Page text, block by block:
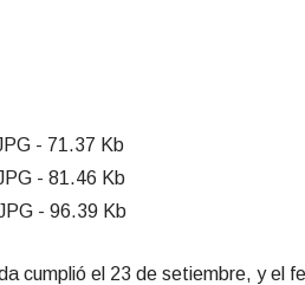
cumplió el 23 de setiembre, y el